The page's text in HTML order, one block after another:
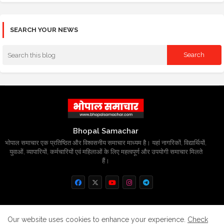
SEARCH YOUR NEWS
Bhopal Samachar
भोपाल समाचार एक प्रतिष्ठित और विश्वसनीय समाचार माध्यम है। यहां नागरिकों, विद्यार्थियों,
युवाओं, व्यापारियों, कर्मचारियों एवं महिलाओं के लिए महत्वपूर्ण और उपयोगी समाचार मिलते
हैं।
Home About Contact us Privacy Policy
Our website uses cookies to enhance your experience. Check